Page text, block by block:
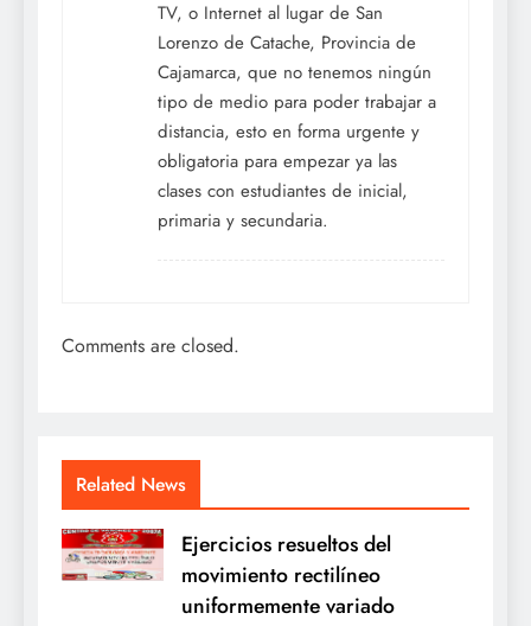
TV, o Internet al lugar de San
Lorenzo de Catache, Provincia de
Cajamarca, que no tenemos ningún
tipo de medio para poder trabajar a
distancia, esto en forma urgente y
obligatoria para empezar ya las
clases con estudiantes de inicial,
primaria y secundaria.
Comments are closed.
Related News
Ejercicios resueltos del
movimiento rectilíneo
uniformemente variado